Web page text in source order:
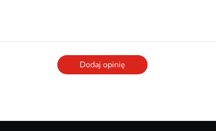
Dodaj opinię